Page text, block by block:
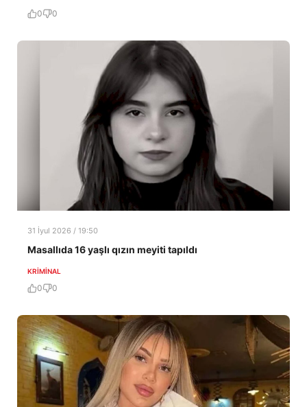
0 0
31 İyul 2026 / 19:50
Masallıda 16 yaşlı qızın meyiti tapıldı
KRIMINAL
0 0